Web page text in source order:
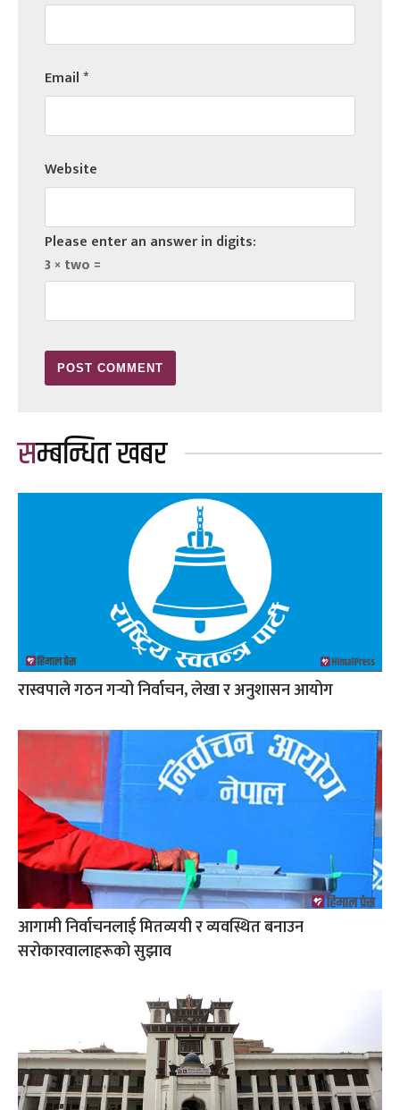
Email*
Website
Please enter an answer in digits:
3 × two =
सम्बन्धित खबर
रास्वपाले गठन गर्‍यो निर्वाचन, लेखा र अनुशासन आयोग
आगामी निर्वाचनलाई मितव्ययी र व्यवस्थित बनाउन
सरोकारवालाहरूको सुझाव